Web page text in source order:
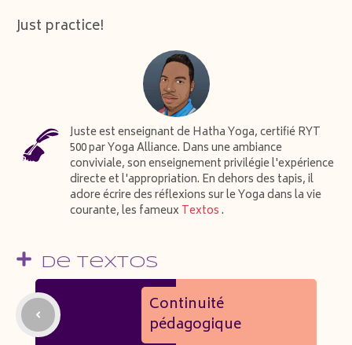
Just practice!
Juste est enseignant de Hatha Yoga, certifié RYT
500 par Yoga Alliance. Dans une ambiance
conviviale, son enseignement privilégie l'expérience
directe et l'appropriation. En dehors des tapis, il
adore écrire des réflexions sur le Yoga dans la vie
courante, les fameuxTextos.
De Textos
Continuité
pédagogique